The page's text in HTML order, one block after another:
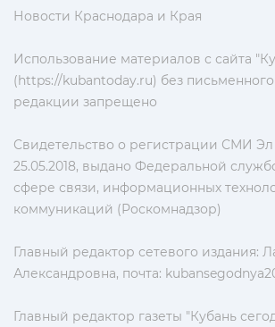
Новости Краснодара и Края
Использование материалов с сайта
(https://kubantoday.ru) без письменного
редакции запрещено
Свидетельство о регистрации СМИ
25.05.2018, выдано Федеральной
сфере связи, информационных
коммуникаций (Роскомнадзор)
Главный редактор сетевого издания:
Александровна, почта:
Главный редактор газеты "Кубань